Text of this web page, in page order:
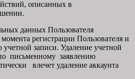
описанных в
данных Пользователя
регистрации Пользователя и
учетной записи. Удаление учетной
письменному заявлению
влечет удаление аккаунта